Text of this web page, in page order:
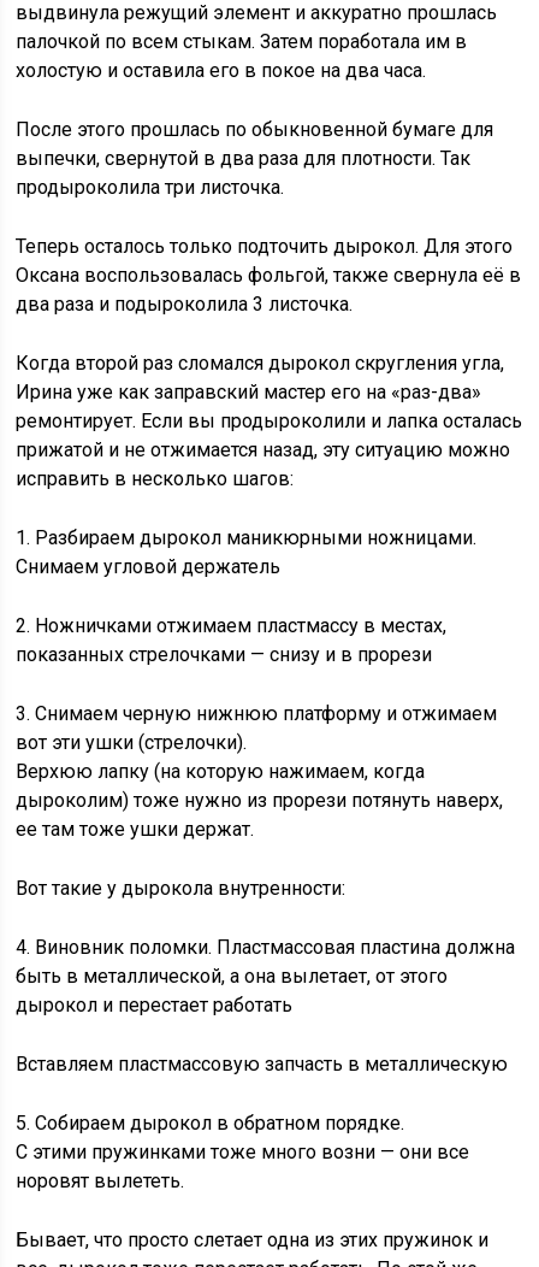
выдвинула режущий элемент и аккуратно прошлась
палочкой по всем стыкам. Затем поработала им в
холостую и оставила его в покое на два часа.
После этого прошлась по обыкновенной бумаге для
выпечки, свернутой в два раза для плотности. Так
продыроколила три листочка.
Теперь осталось только подточить дырокол. Для этого
Оксана воспользовалась фольгой, также свернула её в
два раза и подыроколила 3 листочка.
Когда второй раз сломался дырокол скругления угла,
Ирина уже как заправский мастер его на «раз-два»
ремонтирует. Если вы продыроколили и лапка осталась
прижатой и не отжимается назад, эту ситуацию можно
исправить в несколько шагов:
1. Разбираем дырокол маникюрными ножницами.
Снимаем угловой держатель
2. Ножничками отжимаем пластмассу в местах,
показанных стрелочками — снизу и в прорези
3. Снимаем черную нижнюю платформу и отжимаем
вот эти ушки (стрелочки).
Верхюю лапку (на которую нажимаем, когда
дыроколим) тоже нужно из прорези потянуть наверх,
ее там тоже ушки держат.
Вот такие у дырокола внутренности:
4. Виновник поломки. Пластмассовая пластина должна
быть в металлической, а она вылетает, от этого
дырокол и перестает работать
Вставляем пластмассовую запчасть в металлическую
5. Собираем дырокол в обратном порядке.
С этими пружинками тоже много возни — они все
норовят вылететь.
Бывает, что просто слетает одна из этих пружинок и